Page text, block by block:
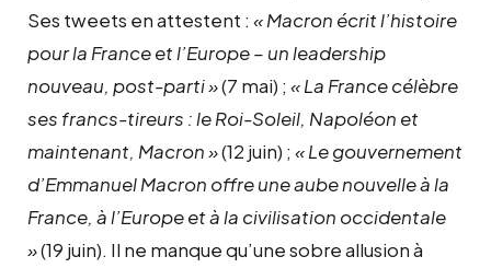
Ses tweets en attestent : « Macron écrit l’histoire
pour la France et l’Europe – un leadership
nouveau, post-parti »(7 mai) ; « La France célèbre
ses francs-tireurs : le Roi-Soleil, Napoléon et
maintenant, Macron »(12 juin) ; « Le gouvernement
d’Emmanuel Macron offre une aube nouvelle à la
France, à l’Europe et à la civilisation occidentale
»(19 juin). Il ne manque qu’une sobre allusion à